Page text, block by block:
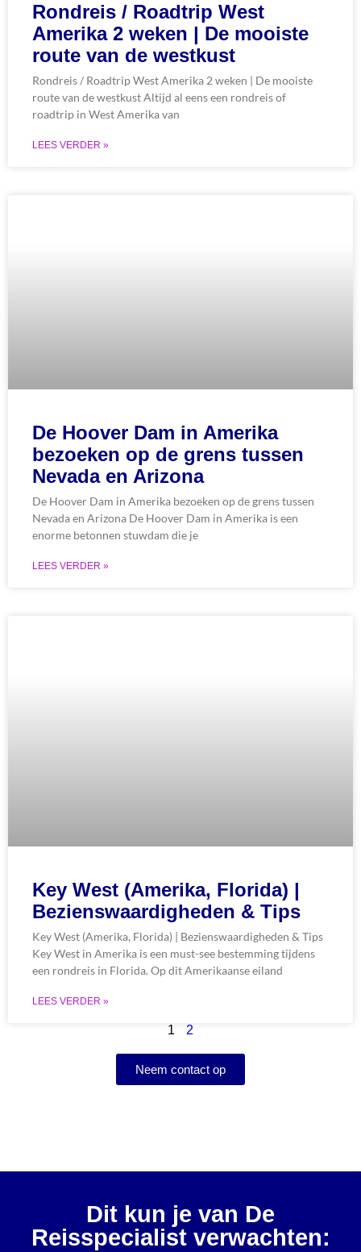
Rondreis / Roadtrip West
Amerika 2 weken | De mooiste
route van de westkust
Rondreis / Roadtrip West Amerika 2 weken | De mooiste
route van de westkust Altijd al eens een rondreis of
roadtrip in West Amerika van
LEES VERDER »
De Hoover Dam in Amerika
bezoeken op de grens tussen
Nevada en Arizona
De Hoover Dam in Amerika bezoeken op de grens tussen
Nevada en Arizona De Hoover Dam in Amerika is een
enorme betonnen stuwdam die je
LEES VERDER »
Key West (Amerika, Florida) |
Bezienswaardigheden & Tips
Key West (Amerika, Florida) | Bezienswaardigheden & Tips
Key West in Amerika is een must-see bestemming tijdens
een rondreis in Florida. Op dit Amerikaanse eiland
LEES VERDER »
1 2
Neem contact op
Dit kun je van De
Reisspecialist verwachten: